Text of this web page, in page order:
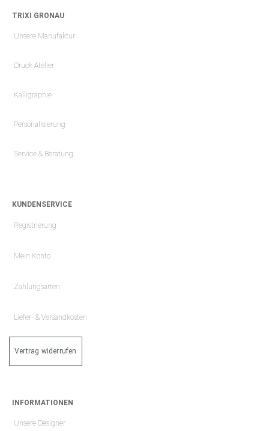
TRIXI GRONAU
Unsere Manufaktur
Druck Atelier
Kalligraphie
Personalisierung
Service & Beratung
KUNDENSERVICE
Registrierung
Mein Konto
Zahlungsarten
Liefer- & Versandkosten
Vertrag widerrufen
INFORMATIONEN
Unsere Designer